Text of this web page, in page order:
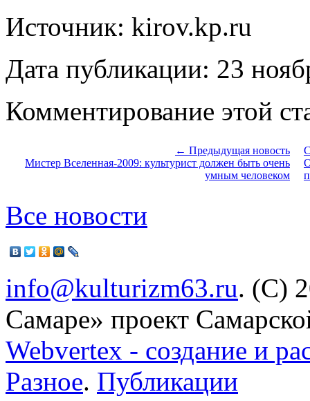
Источник: kirov.kp.ru
Дата публикации: 23
Комментирование этой
← Предыдущая новость
Мистер Вселенная-2009: культурист должен быть очень
умным человеком
Все новости
info@kulturizm63.ru. (C)
Самаре» проект
Webvertex - создание и
Разное. Публикации